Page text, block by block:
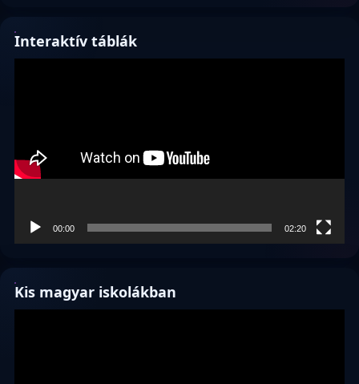
Interaktív táblák
00:00 02:20
Kis magyar iskolákban